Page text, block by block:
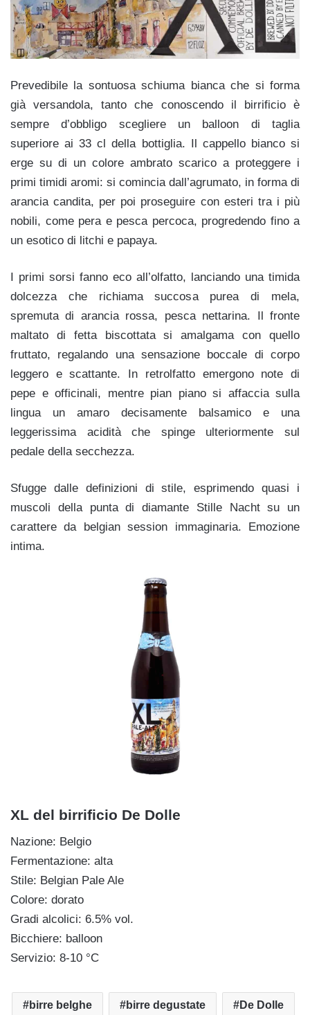
Prevedibile la sontuosa schiuma bianca che si forma
già versandola, tanto che conoscendo il birrificio è
sempre d’obbligo scegliere un balloon di taglia
superiore ai 33 cl della bottiglia. Il cappello bianco si
erge su di un colore ambrato scarico a proteggere i
primi timidi aromi: si comincia dall’agrumato, in forma di
arancia candita, per poi proseguire con esteri tra i più
nobili, come pera e pesca percoca, progredendo fino a
un esotico di litchi e papaya.
I primi sorsi fanno eco all’olfatto, lanciando una timida
dolcezza che richiama succosa purea di mela,
spremuta di arancia rossa, pesca nettarina. Il fronte
maltato di fetta biscottata si amalgama con quello
fruttato, regalando una sensazione boccale di corpo
leggero e scattante. In retrolfatto emergono note di
pepe e officinali, mentre pian piano si affaccia sulla
lingua un amaro decisamente balsamico e una
leggerissima acidità che spinge ulteriormente sul
pedale della secchezza.
Sfugge dalle definizioni di stile, esprimendo quasi i
muscoli della punta di diamante Stille Nacht su un
carattere da belgian session immaginaria. Emozione
intima.
XL del birrificio De Dolle
Nazione: Belgio
Fermentazione: alta
Stile: Belgian Pale Ale
Colore: dorato
Gradi alcolici: 6.5% vol.
Bicchiere: balloon
Servizio: 8-10 °C
birre belghe birre degustate De Dolle